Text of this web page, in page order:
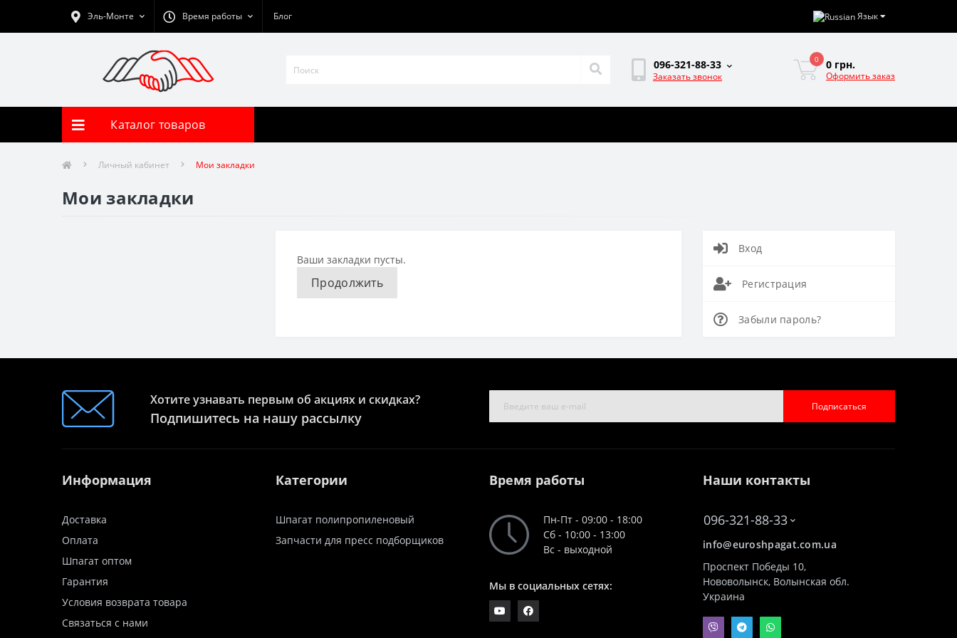
Эль-Монте Время работы Блог Язык
096-321-88-33
Заказать звонок
0 0 грн.
Оформить заказ
Каталог товаров
Личный кабинет Мои закладки
Мои закладки
Ваши закладки пусты.
Продолжить
Вход
Регистрация
Забыли пароль?
Хотите узнавать первым об акциях и скидках?
Подпишитесь на нашу рассылку
Подписаться
Информация
Доставка
Оплата
Шпагат оптом
Гарантия
Условия возврата товара
Связаться с нами
Категории
Шпагат полипропиленовый
Запчасти для пресс подборщиков
Время работы
Пн-Пт - 09:00 - 18:00
Сб - 10:00 - 13:00
Вс - выходной
Мы в социальных сетях:
Наши контакты
096-321-88-33
info@euroshpagat.com.ua
Проспект Победы 10,
Нововолынск, Волынская обл.
Украина